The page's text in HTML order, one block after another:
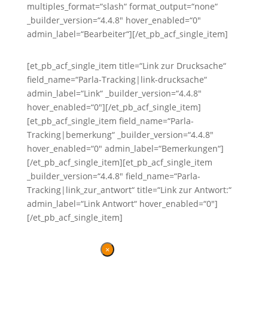
multiples_format=“slash“ format_output=“none“
_builder_version=“4.4.8″ hover_enabled=“0″
admin_label=“Bearbeiter“][/et_pb_acf_single_item]
[et_pb_acf_single_item title=“Link zur Drucksache“
field_name=“Parla-Tracking|link-drucksache“
admin_label=“Link“ _builder_version=“4.4.8″
hover_enabled=“0″][/et_pb_acf_single_item]
[et_pb_acf_single_item field_name=“Parla-
Tracking|bemerkung“ _builder_version=“4.4.8″
hover_enabled=“0″ admin_label=“Bemerkungen“]
[/et_pb_acf_single_item][et_pb_acf_single_item
_builder_version=“4.4.8″ field_name=“Parla-
Tracking|link_zur_antwort“ title=“Link zur Antwort:“
admin_label=“Link Antwort“ hover_enabled=“0″]
[/et_pb_acf_single_item]
×